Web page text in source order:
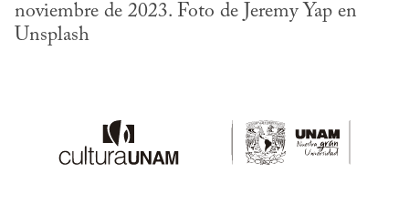
noviembre de 2023. Foto de Jeremy Yap en
Unsplash